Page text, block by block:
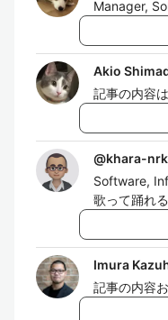
Manager,
Akio
記事の内容
@khara-
Software,
歌って踊れ
Imura
記事の内容